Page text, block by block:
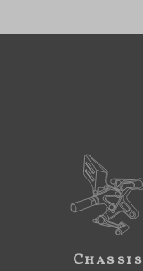
Chassis